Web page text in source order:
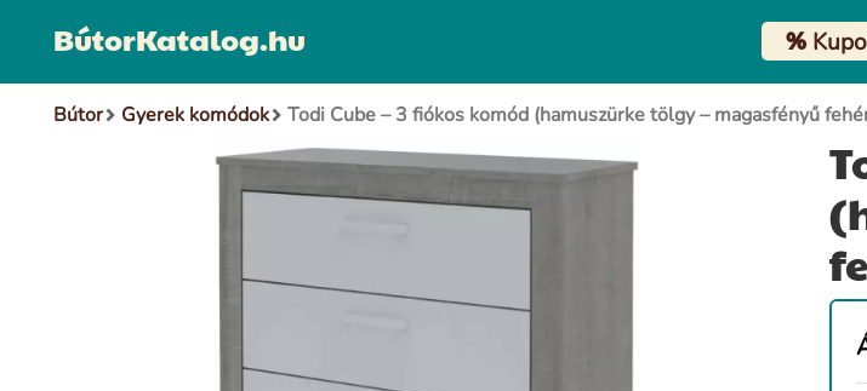
BútorKatalog.hu %
Bútor Gyerek komódok Todi Cube – 3 fiókos komód (hamuszürke tölgy – magasfényű